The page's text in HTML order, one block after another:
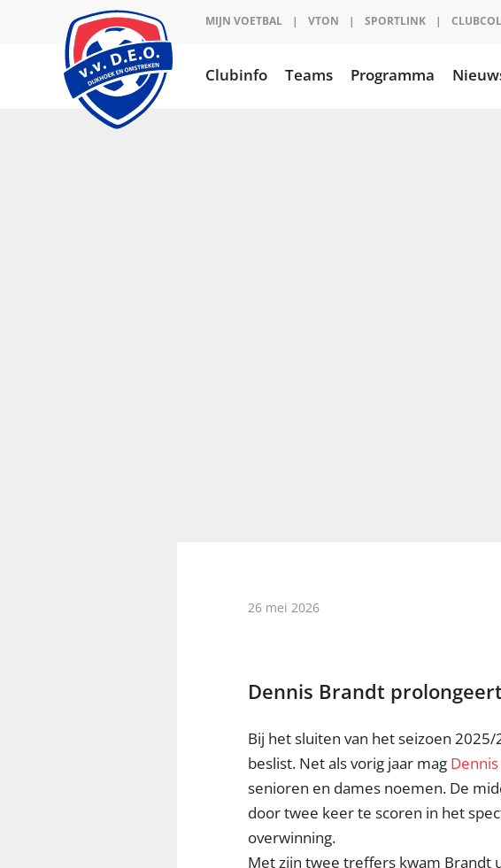
MIJN VOETBAL | VTON | SPORTLINK |
Clubinfo Teams Programma
26 mei 2026
Dennis Brandt
Bij het sluiten van het seizoen
beslist. Net als vorig jaar mag
senioren en dames noemen. De
door twee keer te scoren in het
overwinning.
Met zijn twee treffers kwam Brandt